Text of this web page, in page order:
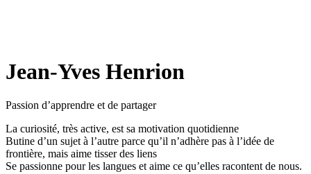
Jean-Yves Henrion
Passion d’apprendre et de partager
La curiosité, très active, est sa motivation quotidienne
Butine d’un sujet à l’autre parce qu’il n’adhère pas à l’idée de
frontière, mais aime tisser des liens
Se passionne pour les langues et aime ce qu’elles racontent de nous.